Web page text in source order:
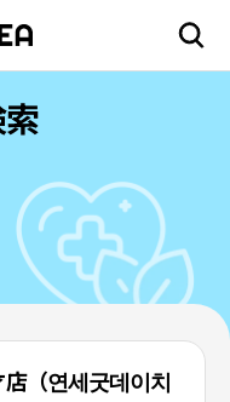
（연세굿데이치